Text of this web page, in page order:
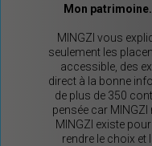
Mon
MINGZI vous
seulement les
accessible, des
direct à la bonne
de plus de 350
pensée car
MINGZI existe
rendre le choix